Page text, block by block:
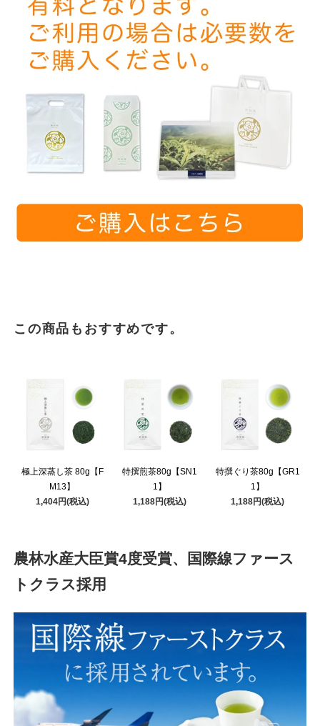
この商品もおすすめです。
極上深蒸し茶 80g【F
M13】
1,404円(税込)
特撰煎茶80g【SN1
1】
1,188円(税込)
特撰ぐり茶80g【GR1
1】
1,188円(税込)
農林水産大臣賞4度受賞、国際線ファース
トクラス採用